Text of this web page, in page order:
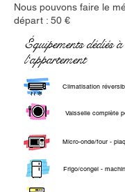
Nous pouvons faire le
départ : 50 €
Équipements dédiés à
l‘appartement
Climatisation
Vaisselle complète
Micro-onde/four -
Frigo/congel -